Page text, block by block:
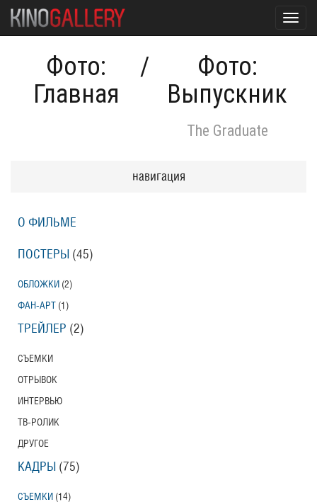
Фото:
Главная
/
Фото:
Выпускник
The Graduate
навигация
О ФИЛЬМЕ
ПОСТЕРЫ (45)
ОБЛОЖКИ (2)
ФАН-АРТ (1)
ТРЕЙЛЕР (2)
СЪЕМКИ
ОТРЫВОК
ИНТЕРВЬЮ
ТВ-РОЛИК
ДРУГОЕ
КАДРЫ (75)
СЪЕМКИ (14)